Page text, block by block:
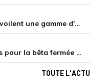
UGREEN et Honkai: Star Rail dévoilent une gamme d'accessoires de recharge en édition limitée
HoYoverse ouvre les inscriptions pour la bêta fermée de Honkai : Nexus Anima
TOUTE L'ACTU